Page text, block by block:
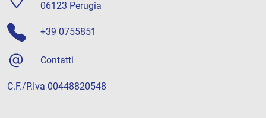
06123 Perugia
+39 0755851
Contatti
C.F./P.Iva 00448820548